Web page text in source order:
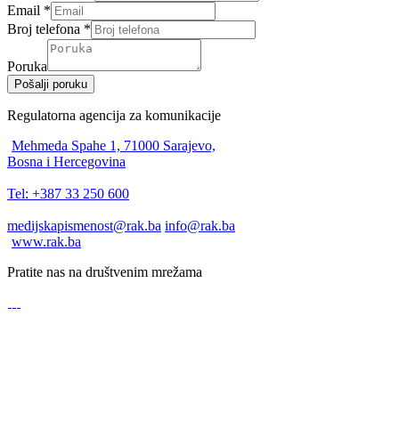
Email *
Broj telefona *
Poruka
Pošalji poruku
Regulatorna agencija za komunikacije
Mehmeda Spahe 1, 71000 Sarajevo,
Bosna i Hercegovina
Tel: +387 33 250 600
medijskapismenost@rak.ba info@rak.ba
www.rak.ba
Pratite nas na društvenim mrežama